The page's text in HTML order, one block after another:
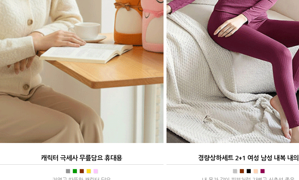
캐릭터 극세사 무릎담요 휴대용
■ ■ ■ ■ ■
경량상하세트 2+1 여성 남성 내복 내의
■ ■ ■ ■ ■